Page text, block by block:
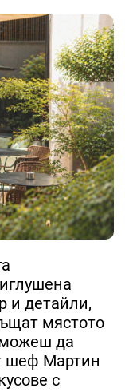
и детайли,
мястото
можеш да
шеф Мартин
с